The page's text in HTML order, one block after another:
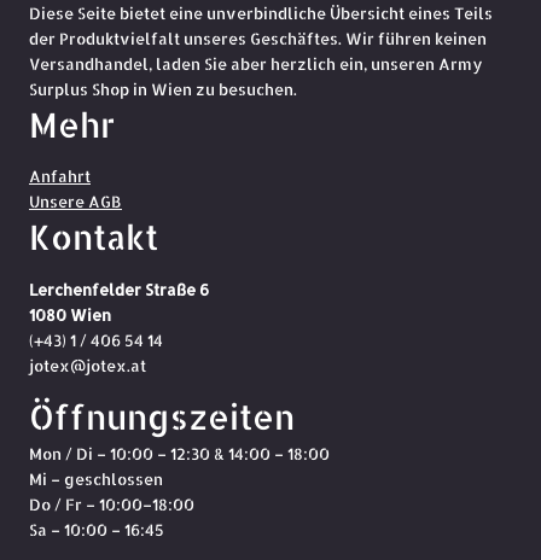
Diese Seite bietet eine unverbindliche Übersicht eines Teils
der Produktvielfalt unseres Geschäftes. Wir führen keinen
Versandhandel, laden Sie aber herzlich ein, unseren Army
Surplus Shop in Wien zu besuchen.
Mehr
Anfahrt
Unsere AGB
Kontakt
Lerchenfelder Straße 6
1080 Wien
(+43) 1 / 406 54 14
jotex@jotex.at
Öffnungszeiten
Mon / Di – 10:00 – 12:30 & 14:00 – 18:00
Mi – geschlossen
Do / Fr – 10:00–18:00
Sa – 10:00 – 16:45